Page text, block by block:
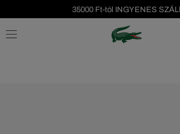
35000 Ft-tól INGYENES
Szezonális leárazás akár -